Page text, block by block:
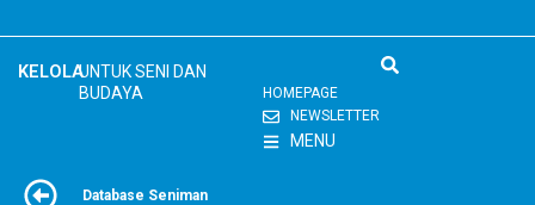
to
content
KELOLAUNTUK SENI DAN
BUDAYA
HOMEPAGE
NEWSLETTER
MENU
Database Seniman